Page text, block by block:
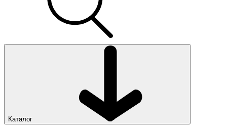
Каталог